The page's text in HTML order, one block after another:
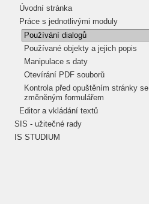
Úvodní stránka
Práce s jednotlivými moduly
Používání dialogů
Používané objekty a jejich popis
Manipulace s daty
Otevírání PDF souborů
Kontrola před opuštěním stránky se
změněným formulářem
Editor a vkládání textů
SIS - užitečné rady
IS STUDIUM